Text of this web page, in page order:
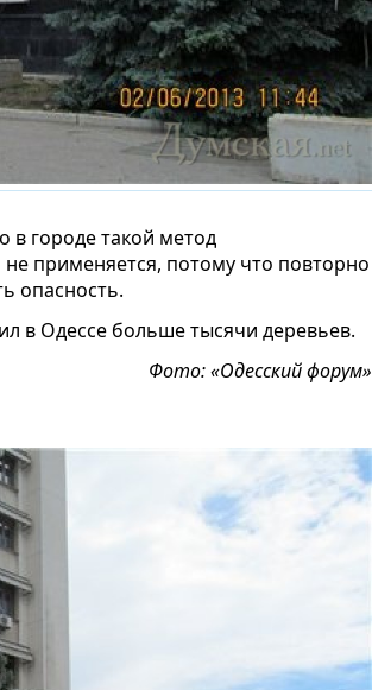
в городе такой метод
применяется, потому что повторно
опасность.
в Одессе больше тысячи деревьев.
Фото: «Одесский форум»